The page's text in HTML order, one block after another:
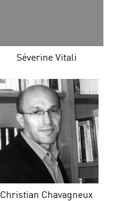
Séverine Vitali
Christian Chavagneux